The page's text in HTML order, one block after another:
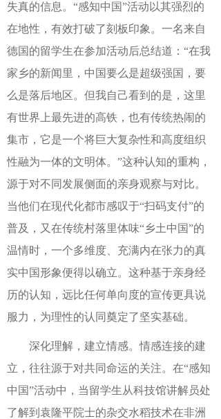
失真的信息。“感知中国”活动以其强烈的
在地性，有效打破了刻板印象。一名来自
德国的留学生在参加活动后总结道：“在我
家乡的新闻里，中国要么是超级强国，要
么是落后地区。但我自己看到的是，这里
有世界上最先进的高铁，也有传统热闹的
集市，它是一个将巨大复杂性和高度组织
性融为一体的文明体。”这种认知的重构，
源于对不同发展侧面的亲身观察与对比。
当他们在现代化都市感叹于“扫码支付”的
普及，又在传统村落里体味“乡土中国”的
温情时，一个多维度、充满内在张力的真
实中国形象便得以确立。这种基于亲身经
历的认知，远比任何单向度的宣传更具说
服力，为理性的认同奠定了坚实基础。
深化理解，建立情感。情感连接的建
立，往往源于对共同命运的关注。在“感知
中国”活动中，当留学生从科技馆讲解员处
了解到袁隆平院士的杂交水稻技术在非洲